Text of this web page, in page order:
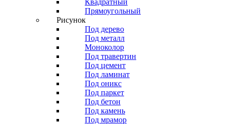
Квадратный
Прямоугольный
Рисунок
Под дерево
Под металл
Моноколор
Под травертин
Под цемент
Под ламинат
Под оникс
Под паркет
Под бетон
Под камень
Под мрамор